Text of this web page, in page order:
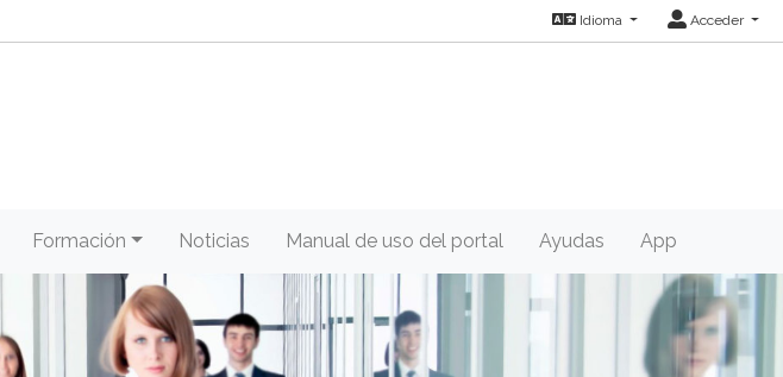
Idioma Acceder
Formación Noticias Manual de uso del portal Ayudas App